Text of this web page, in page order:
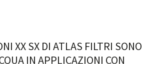
XX SX DI ATLAS FILTRI SONO
IN APPLICAZIONI CON